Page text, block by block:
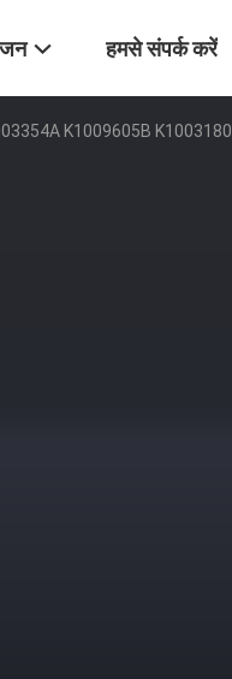
हमसे संपर्क करें
K1009605B K1003180